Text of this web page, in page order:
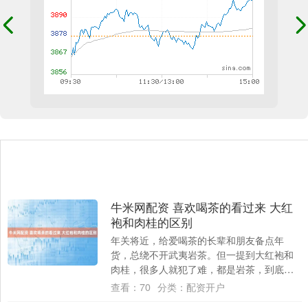
牛米网配资 喜欢喝茶的看过来 大红
袍和肉桂的区别
年关将近，给爱喝茶的长辈和朋友备点年
货，总绕不开武夷岩茶。但一提到大红袍和
肉桂，很多人就犯了难，都是岩茶，到底有
什么区别?作为一个爱茶也爱琢磨性价比的
查看： 70 分类： 配资开户